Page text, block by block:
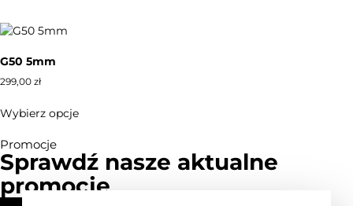
G50 5mm
299,00 zł
Wybierz opcje
Promocje
Sprawdź nasze aktualne
promocje